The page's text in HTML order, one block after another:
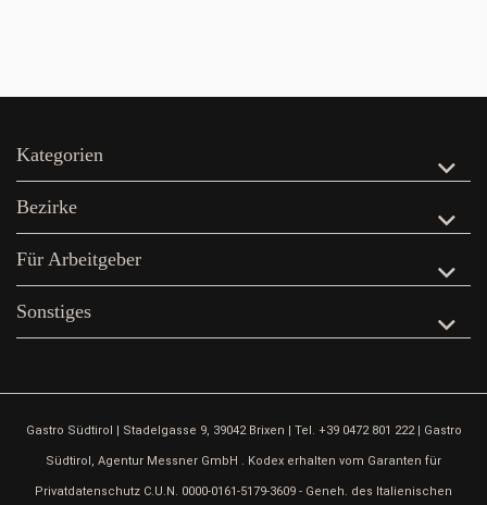
Kategorien
Bezirke
Für Arbeitgeber
Sonstiges
Gastro Südtirol | Stadelgasse 9, 39042 Brixen | Tel. +39 0472 801 222 | Gastro
Südtirol, Agentur Messner GmbH . Kodex erhalten vom Garanten für
Privatdatenschutz C.U.N. 0000-0161-5179-3609 - Geneh. des Italienischen